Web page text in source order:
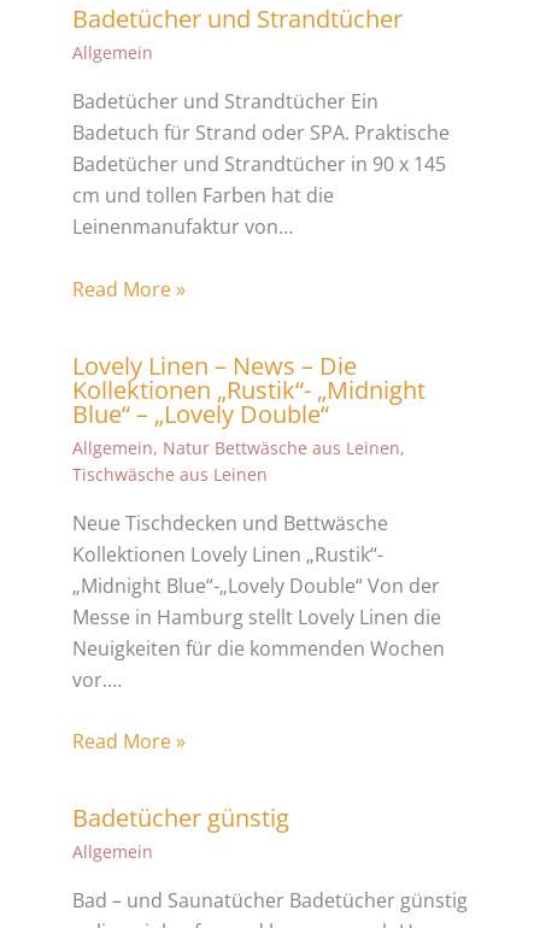
Badetücher und Strandtücher
Allgemein
Badetücher und Strandtücher Ein
Badetuch für Strand oder SPA. Praktische
Badetücher und Strandtücher in 90 x 145
cm und tollen Farben hat die
Leinenmanufaktur von…
Read More »
Lovely Linen – News – Die
Kollektionen „Rustik“- „Midnight
Blue“ – „Lovely Double“
Allgemein, Natur Bettwäsche aus Leinen,
Tischwäsche aus Leinen
Neue Tischdecken und Bettwäsche
Kollektionen Lovely Linen „Rustik“-
„Midnight Blue“-„Lovely Double“ Von der
Messe in Hamburg stellt Lovely Linen die
Neuigkeiten für die kommenden Wochen
vor.…
Read More »
Badetücher günstig
Allgemein
Bad – und Saunatücher Badetücher günstig